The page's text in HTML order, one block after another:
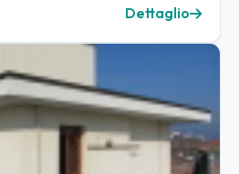
Dettaglio